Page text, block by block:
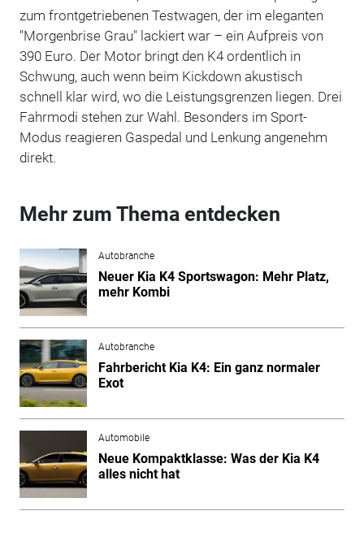
zum frontgetriebenen Testwagen, der im eleganten
"Morgenbrise Grau" lackiert war – ein Aufpreis von
390 Euro. Der Motor bringt den K4 ordentlich in
Schwung, auch wenn beim Kickdown akustisch
schnell klar wird, wo die Leistungsgrenzen liegen. Drei
Fahrmodi stehen zur Wahl. Besonders im Sport-
Modus reagieren Gaspedal und Lenkung angenehm
direkt.
Mehr zum Thema entdecken
Autobranche
Neuer Kia K4 Sportswagon: Mehr Platz,
mehr Kombi
Autobranche
Fahrbericht Kia K4: Ein ganz normaler
Exot
Automobile
Neue Kompaktklasse: Was der Kia K4
alles nicht hat